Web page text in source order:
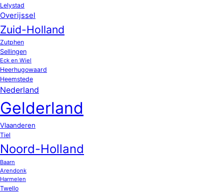
Lelystad
Overijssel
Zuid-Holland
Zutphen
Sellingen
Eck en Wiel
Heerhugowaard
Heemstede
Nederland
Gelderland
Vlaanderen
Tiel
Noord-Holland
Baarn
Arendonk
Harmelen
Twello